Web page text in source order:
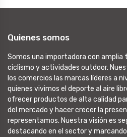
Quienes somos
Somos una importadora con amplia
ciclismo y actividades outdoor.
los comercios las marcas líderes a
quienes vivimos el deporte al aire
ofrecer productos de alta calidad
del mercado y hacer crecer la
representamos. Nuestra visión es
destacando en el sector y